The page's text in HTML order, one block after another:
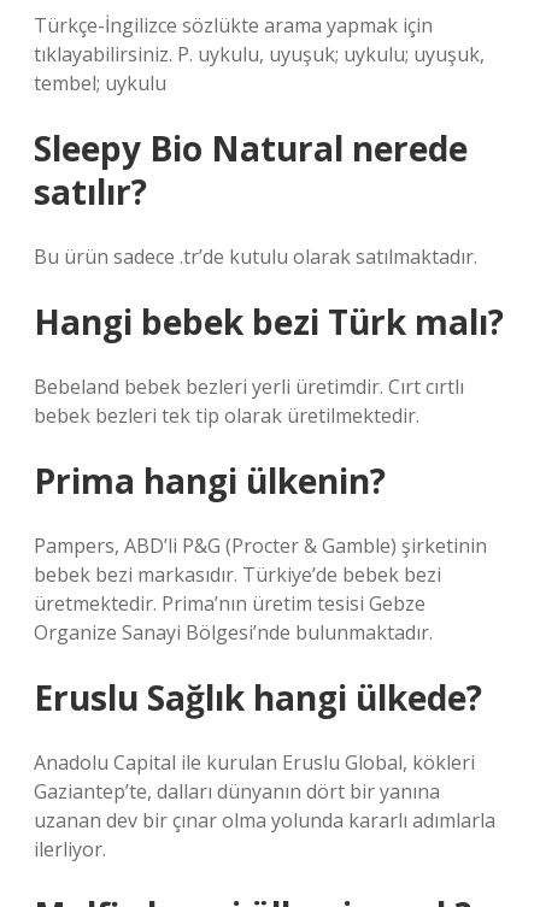
Türkçe-İngilizce sözlükte arama yapmak için
tıklayabilirsiniz. P. uykulu, uyuşuk; uykulu; uyuşuk,
tembel; uykulu
Sleepy Bio Natural nerede
satılır?
Bu ürün sadece .tr’de kutulu olarak satılmaktadır.
Hangi bebek bezi Türk malı?
Bebeland bebek bezleri yerli üretimdir. Cırt cırtlı
bebek bezleri tek tip olarak üretilmektedir.
Prima hangi ülkenin?
Pampers, ABD’li P&G (Procter & Gamble) şirketinin
bebek bezi markasıdır. Türkiye’de bebek bezi
üretmektedir. Prima’nın üretim tesisi Gebze
Organize Sanayi Bölgesi’nde bulunmaktadır.
Eruslu Sağlık hangi ülkede?
Anadolu Capital ile kurulan Eruslu Global, kökleri
Gaziantep’te, dalları dünyanın dört bir yanına
uzanan dev bir çınar olma yolunda kararlı adımlarla
ilerliyor.